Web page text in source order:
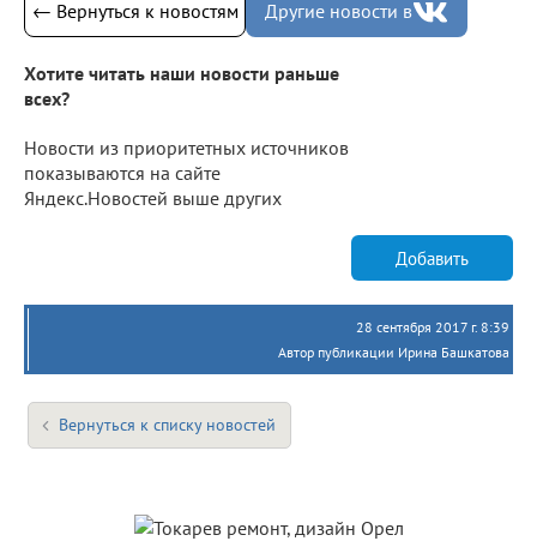
← Вернуться к новостям Другие новости в
Хотите читать наши новости раньше
всех?
Новости из приоритетных источников
показываются на сайте
Яндекс.Новостей выше других
Добавить
28 сентября 2017 г. 8:39
Автор публикации Ирина Башкатова
Вернуться к списку новостей